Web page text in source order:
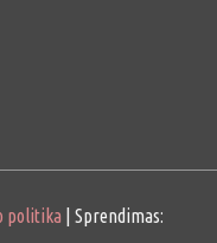
politika | Sprendimas: